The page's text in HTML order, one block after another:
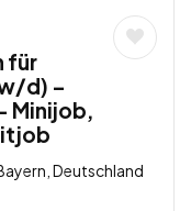
für
d) –
Minijob,
Deutschland